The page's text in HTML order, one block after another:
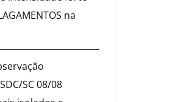
na
SC 08/08